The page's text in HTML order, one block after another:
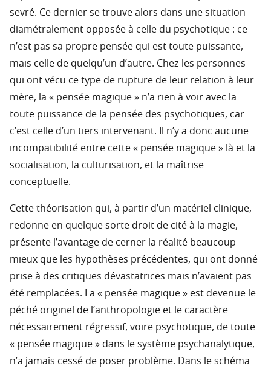
sevré. Ce dernier se trouve alors dans une situation
diamétralement opposée à celle du psychotique : ce
n’est pas sa propre pensée qui est toute puissante,
mais celle de quelqu’un d’autre. Chez les personnes
qui ont vécu ce type de rupture de leur relation à leur
mère, la « pensée magique » n’a rien à voir avec la
toute puissance de la pensée des psychotiques, car
c’est celle d’un tiers intervenant. Il n’y a donc aucune
incompatibilité entre cette « pensée magique » là et la
socialisation, la culturisation, et la maîtrise
conceptuelle.
Cette théorisation qui, à partir d’un matériel clinique,
redonne en quelque sorte droit de cité à la magie,
présente l’avantage de cerner la réalité beaucoup
mieux que les hypothèses précédentes, qui ont donné
prise à des critiques dévastatrices mais n’avaient pas
été remplacées. La « pensée magique » est devenue le
péché originel de l’anthropologie et le caractère
nécessairement régressif, voire psychotique, de toute
« pensée magique » dans le système psychanalytique,
n’a jamais cessé de poser problème. Dans le schéma